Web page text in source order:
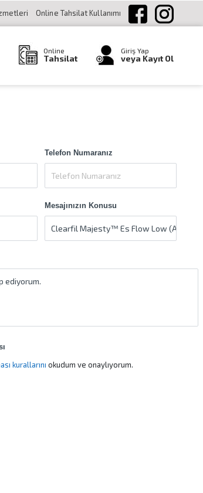
Online Tahsilat Kullanımı
Online
Tahsilat
Giriş Yap
veya Kayıt Ol
Telefon Numaranız
Mesajınızın Konusu
korunması kurallarını okudum ve onaylıyorum.